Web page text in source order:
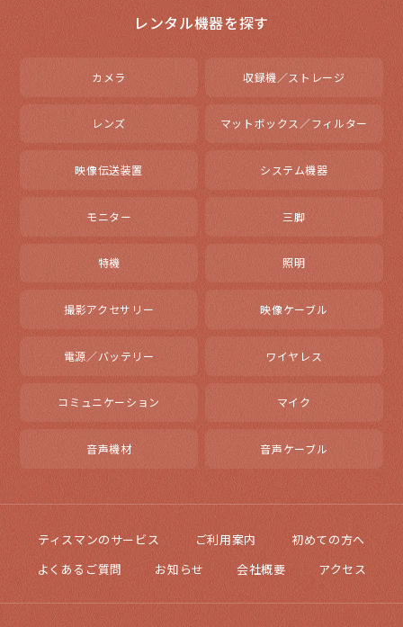
レンタル機器を探す
カメラ 収録機／ストレージ
レンズ マットボックス／フィルター
映像伝送装置 システム機器
モニター 三脚
特機 照明
撮影アクセサリー 映像ケーブル
電源／バッテリー ワイヤレス
コミュニケーション マイク
音声機材 音声ケーブル
ティスマンのサービス ご利用案内
初めての方へ
よくあるご質問
お知らせ 会社概要 アクセス